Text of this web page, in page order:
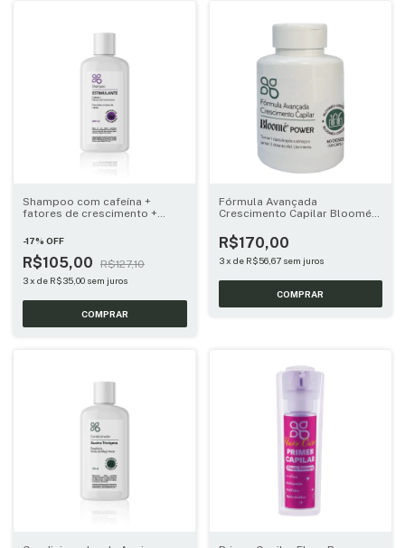
Shampoo com cafeína +
fatores de crescimento +
-17% OFF
R$105,00 R$127,10
3x de R$35,00 sem juros
Fórmula Avançada
Crescimento Capilar Bloomé
R$170,00
3 x de R$56,67 sem juros